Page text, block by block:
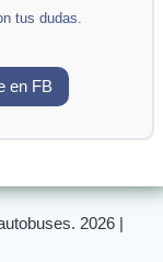
tus dudas.
en FB
2026 |